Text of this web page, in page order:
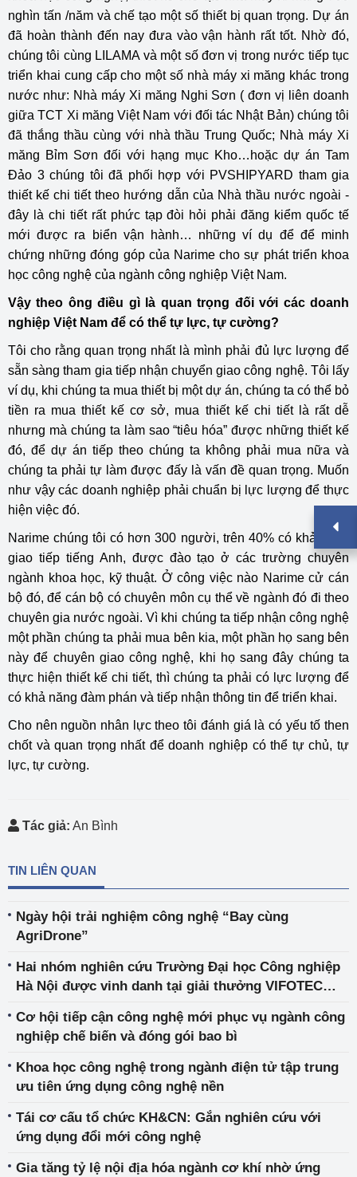
nghìn tấn /năm và chế tạo một số thiết bị quan trọng. Dự án
đã hoàn thành đến nay đưa vào vận hành rất tốt. Nhờ đó,
chúng tôi cùng LILAMA và một số đơn vị trong nước tiếp tục
triển khai cung cấp cho một số nhà máy xi măng khác trong
nước như: Nhà máy Xi măng Nghi Sơn ( đơn vị liên doanh
giữa TCT Xi măng Việt Nam với đối tác Nhật Bản) chúng tôi
đã thắng thầu cùng với nhà thầu Trung Quốc; Nhà máy Xi
măng Bỉm Sơn đối với hạng mục Kho…hoặc dự án Tam
Đảo 3 chúng tôi đã phối hợp với PVSHIPYARD tham gia
thiết kế chi tiết theo hướng dẫn của Nhà thầu nước ngoài -
đây là chi tiết rất phức tạp đòi hỏi phải đăng kiểm quốc tế
mới được ra biển vận hành… những ví dụ để để minh
chứng những đóng góp của Narime cho sự phát triển khoa
học công nghệ của ngành công nghiệp Việt Nam.
Vậy theo ông điều gì là quan trọng đối với các doanh
nghiệp Việt Nam để có thể tự lực, tự cường?
Tôi cho rằng quan trọng nhất là mình phải đủ lực lượng để
sẵn sàng tham gia tiếp nhận chuyển giao công nghệ. Tôi lấy
ví dụ, khi chúng ta mua thiết bị một dự án, chúng ta có thể bỏ
tiền ra mua thiết kế cơ sở, mua thiết kế chi tiết là rất dễ
nhưng mà chúng ta làm sao “tiêu hóa” được những thiết kế
đó, để dự án tiếp theo chúng ta không phải mua nữa và
chúng ta phải tự làm được đấy là vấn đề quan trọng. Muốn
như vậy các doanh nghiệp phải chuẩn bị lực lượng để thực
hiện việc đó.
Narime chúng tôi có hơn 300 người, trên 40% có khả năng
giao tiếp tiếng Anh, được đào tạo ở các trường chuyên
ngành khoa học, kỹ thuật. Ở công việc nào Narime cử cán
bộ đó, để cán bộ có chuyên môn cụ thể về ngành đó đi theo
chuyên gia nước ngoài. Vì khi chúng ta tiếp nhận công nghệ
một phần chúng ta phải mua bên kia, một phần họ sang bên
này để chuyên giao công nghệ, khi họ sang đây chúng ta
thực hiện thiết kế chi tiết, thì chúng ta phải có lực lượng để
có khả năng đàm phán và tiếp nhận thông tin để triển khai.
Cho nên nguồn nhân lực theo tôi đánh giá là có yếu tố then
chốt và quan trọng nhất để doanh nghiệp có thể tự chủ, tự
lực, tự cường.
Tác giả: An Bình
TIN LIÊN QUAN
Ngày hội trải nghiệm công nghệ “Bay cùng
AgriDrone”
Hai nhóm nghiên cứu Trường Đại học Công nghiệp
Hà Nội được vinh danh tại giải thưởng VIFOTEC
Cơ hội tiếp cận công nghệ mới phục vụ ngành công
nghiệp chế biến và đóng gói bao bì
Khoa học công nghệ trong ngành điện tử tập trung
ưu tiên ứng dụng công nghệ nền
Tái cơ cấu tổ chức KH&CN: Gắn nghiên cứu với
ứng dụng đổi mới công nghệ
Gia tăng tỷ lệ nội địa hóa ngành cơ khí nhờ ứng